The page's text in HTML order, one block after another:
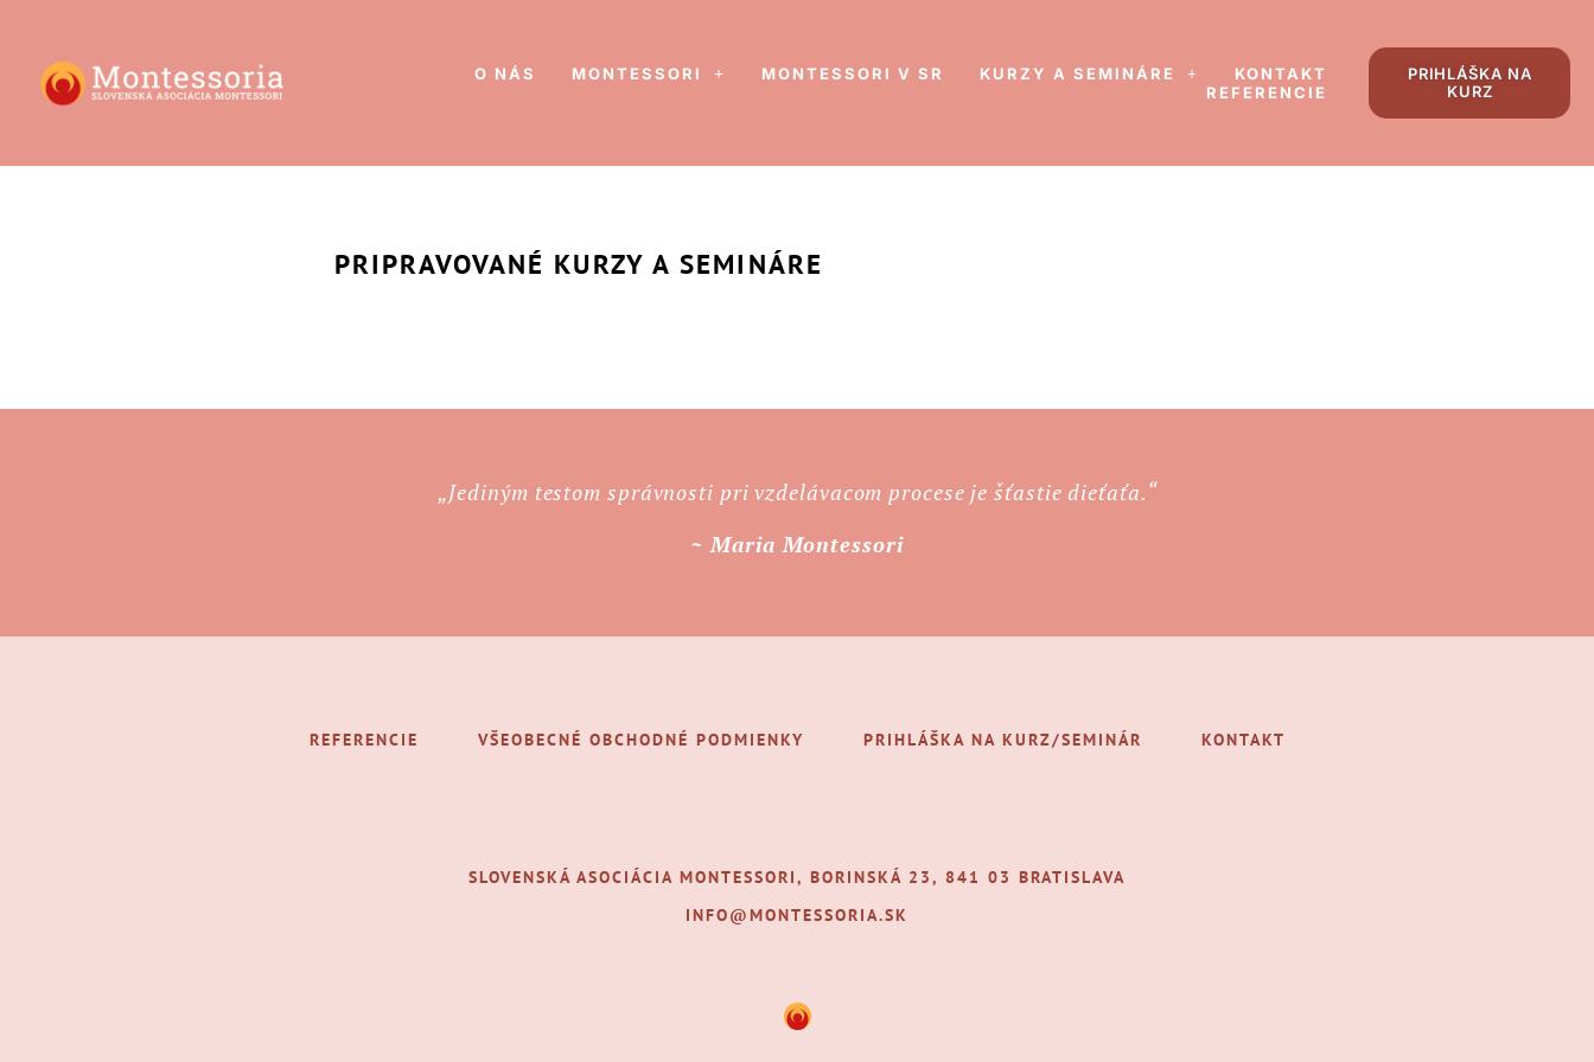
O NÁS MONTESSORI MONTESSORI V SR KURZY A SEMINÁRE
KONTAKT
REFERENCIE
PRIHLÁŠKA NA
KURZ
PRIPRAVOVANÉ KURZY A SEMINÁRE
„Jediným testom správnosti pri vzdelávacom procese je šťastie dieťaťa.“
~ Maria Montessori
REFERENCIE VŠEOBECNÉ OBCHODNÉ PODMIENKY PRIHLÁŠKA NA KURZ/SEMINÁR KONTAKT
SLOVENSKÁ ASOCIÁCIA MONTESSORI, BORINSKÁ 23, 841 03 BRATISLAVA
INFO@MONTESSORIA.SK